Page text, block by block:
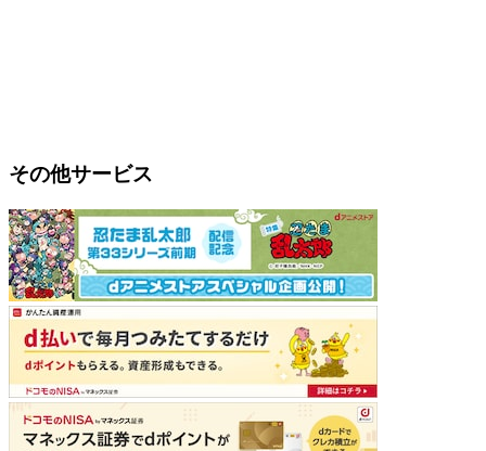
その他サービス